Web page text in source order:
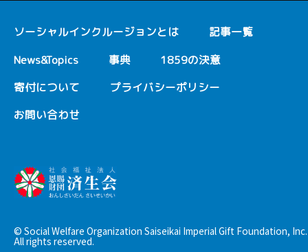
ソーシャルインクルージョンとは
記事一覧
News&Topics
事典
1859の決意
寄付について
プライバシーポリシー
お問い合わせ
© Social Welfare Organization Saiseikai Imperial Gift Foundation, Inc.
All rights reserved.